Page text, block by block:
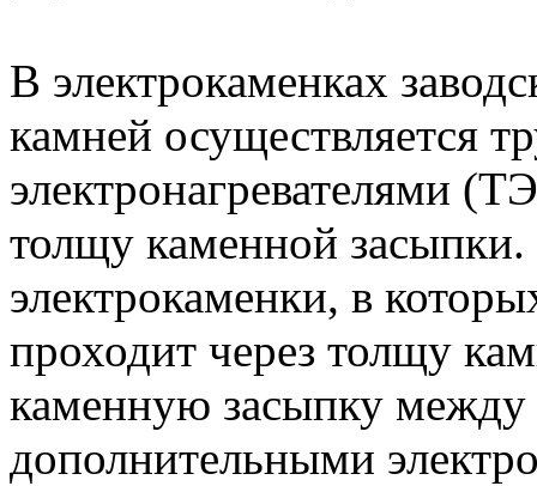
В электрокаменках
камней осуществляется
электронагревателями
толщу каменной
электрокаменки, в
проходит через толщу
каменную засыпку между
дополнительными